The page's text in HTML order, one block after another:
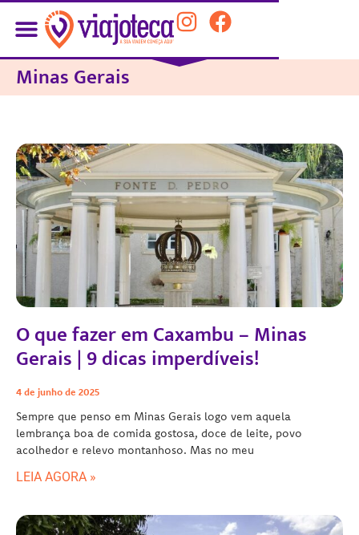
Minas Gerais
O que fazer em Caxambu – Minas
Gerais | 9 dicas imperdíveis!
4 de junho de 2025
Sempre que penso em Minas Gerais logo vem aquela
lembrança boa de comida gostosa, doce de leite, povo
acolhedor e relevo montanhoso. Mas no meu
LEIA AGORA »